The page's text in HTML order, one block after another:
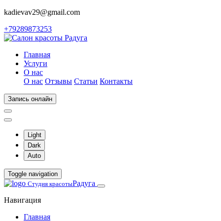
kadievav29@gmail.com
+79289873253
Главная
Услуги
О нас
О нас Отзывы Статьи Контакты
Запись онлайн
Light
Dark
Auto
Toggle navigation
Студия красотыРадуга
Навигация
Главная